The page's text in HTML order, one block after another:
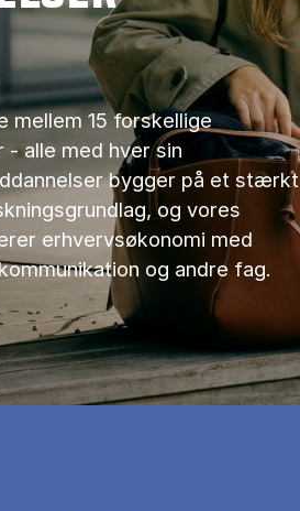
mellem 15 forskellige
- alle med hver sin
bygger på et stærkt
og vores
erhvervsøkonomi med
og andre fag.